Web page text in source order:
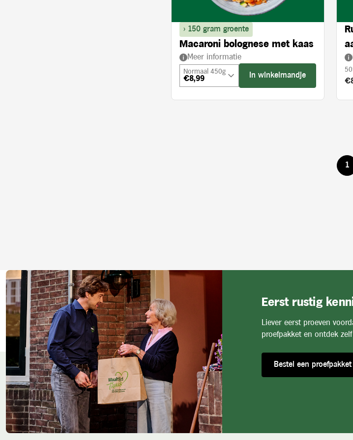
> 150 gram groente
Macaroni bolognese met kaas
Meer informatie
Normaal 450g
€8,99 In winkelmandje
1
Eerst rustig
Liever eerst proeven
proefpakket en ontdek
Bestel een proefpakket